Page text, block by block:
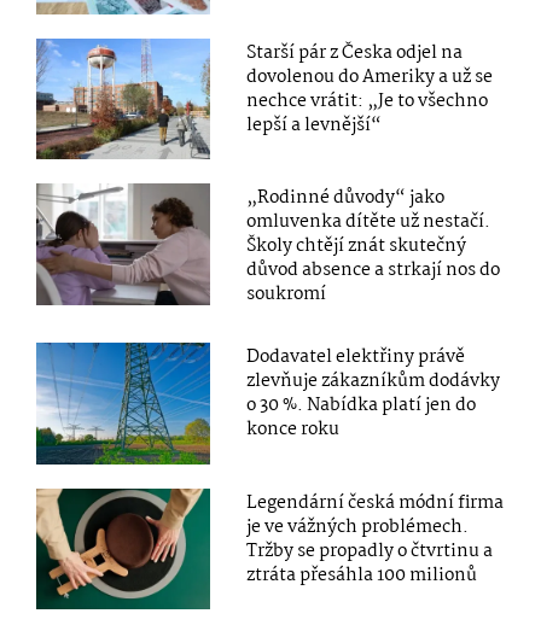
Starší pár z Česka odjel na
dovolenou do Ameriky a už se
nechce vrátit: „Je to všechno
lepší a levnější“
„Rodinné důvody“ jako
omluvenka dítěte už nestačí.
Školy chtějí znát skutečný
důvod absence a strkají nos do
soukromí
Dodavatel elektřiny právě
zlevňuje zákazníkům dodávky
o 30 %. Nabídka platí jen do
konce roku
Legendární česká módní firma
je ve vážných problémech.
Tržby se propadly o čtvrtinu a
ztráta přesáhla 100 milionů